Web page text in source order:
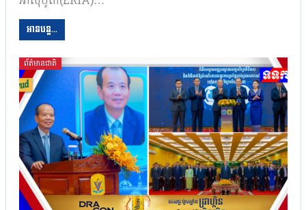
អានបន្ត...
ព័ត៌មានជាតិ